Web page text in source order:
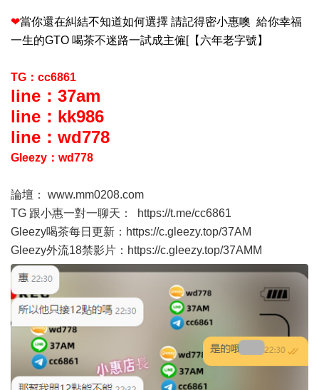
❤當你還在糾結不知道如何選擇 請記得密小惠噢 給你幸福
一生的GTO 喝茶不迷路一試成主僱[【六年老字號】
TG：cc6861
line：37am
line：kk986
line：wd778
Gleezy：wd778
論壇： www.mm0208.com
TG 跟小惠一對一聊天：
https://t.me/cc6861
Gleezy喝茶每日更新： https://c.gleezy.top/37AM
Gleezy外流18禁影片： https://c.gleezy.top/37AMM